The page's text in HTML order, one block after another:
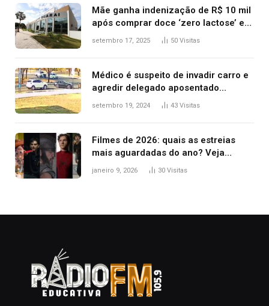
Mãe ganha indenização de R$ 10 mil
após comprar doce ‘zero lactose’ e
filha ter reação alérgica grave
setembro 17, 2025 50 Visitas
Médico é suspeito de invadir carro e
agredir delegado aposentado
durante confusão no trânsito
setembro 19, 2024 43 Visitas
Filmes de 2026: quais as estreias
mais aguardadas do ano? Veja
principais lançamentos do cinema
janeiro 9, 2026 30 Visitas